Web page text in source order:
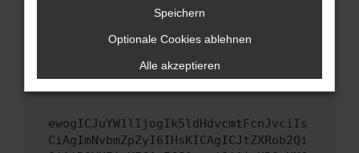
Wenn du alle oben genannten Schritte versucht
hast, kontaktiere uns bitte. Wir werden
versuchen, das Problem zu beheben. Du kannst
uns diesen Text schicken, um uns bei der
ewogICJuYW1lIjogIk5ldHdvcmtFcnJvciIs
CiAgImNvbmZpZyI6IHsKICAgICJtZXRob2Qi
Speichern
Optionale Cookies ablehnen
Alle akzeptieren